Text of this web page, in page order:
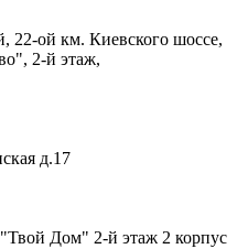
22-ой км. Киевского шоссе,
2-й этаж,
д.17
Дом" 2-й этаж 2 корпус